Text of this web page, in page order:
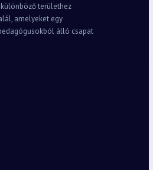
területhez
amelyeket egy
álló csapat